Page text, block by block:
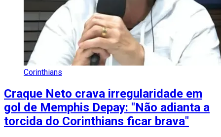
Corinthians
Craque Neto crava irregularidade em
gol de Memphis Depay: "Não adianta a
torcida do Corinthians ficar brava"